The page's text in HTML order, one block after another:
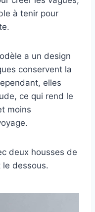
à tenir pour
a un design
conservent la
elles
ce qui rend le
moins
deux housses de
dessous.